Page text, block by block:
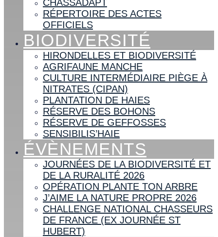
CHASSADAPT
RÉPERTOIRE DES ACTES
OFFICIELS
BIODIVERSITÉ
HIRONDELLES ET BIODIVERSITÉ
AGRIFAUNE MANCHE
CULTURE INTERMÉDIAIRE PIÈGE À
NITRATES (CIPAN)
PLANTATION DE HAIES
RÉSERVE DES BOHONS
RÉSERVE DE GEFFOSSES
SENSIBILIS’HAIE
ÉVÈNEMENTS
JOURNÉES DE LA BIODIVERSITÉ ET
DE LA RURALITÉ 2026
OPÉRATION PLANTE TON ARBRE
J’AIME LA NATURE PROPRE 2026
CHALLENGE NATIONAL CHASSEURS
DE FRANCE (EX JOURNÉE ST
HUBERT)